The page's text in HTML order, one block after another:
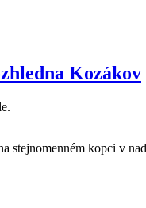
Kozákov
stejnomenném kopci v